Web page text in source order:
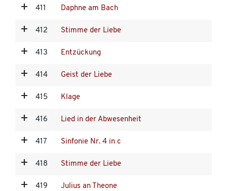
411 Daphne am Bach
412 Stimme der Liebe
413 Entzückung
414 Geist der Liebe
415 Klage
416 Lied in der Abwesenheit
417 Sinfonie Nr. 4 in c
418 Stimme der Liebe
419 Julius an Theone